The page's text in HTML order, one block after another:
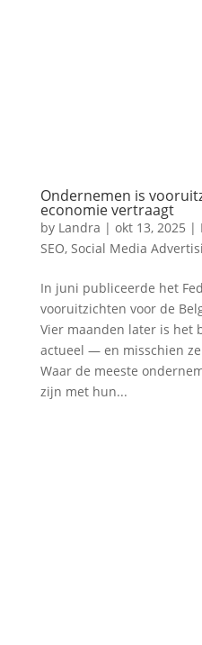
Ondernemen is
economie vertraagt
by Landra | okt 13, 2025 |
SEO, Social Media
In juni publiceerde het
vooruitzichten voor de
Vier maanden later is het
actueel — en misschien
Waar de meeste
zijn met hun...